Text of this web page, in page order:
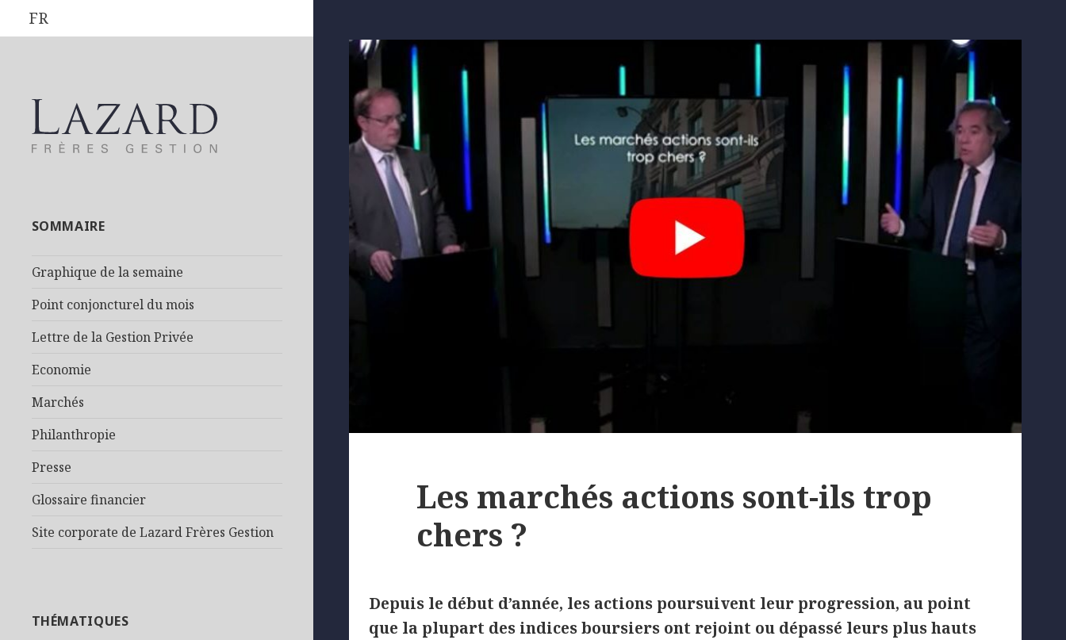
FR
SOMMAIRE
Graphique de la semaine
Point conjoncturel du mois
Lettre de la Gestion Privée
Economie
Marchés
Philanthropie
Presse
Glossaire financier
Site corporate de Lazard Frères Gestion
THÉMATIQUES
Les marchés actions sont-ils trop
chers ?
Depuis le début d’année, les actions poursuivent leur progression, au point
que la plupart des indices boursiers ont rejoint ou dépassé leurs plus hauts